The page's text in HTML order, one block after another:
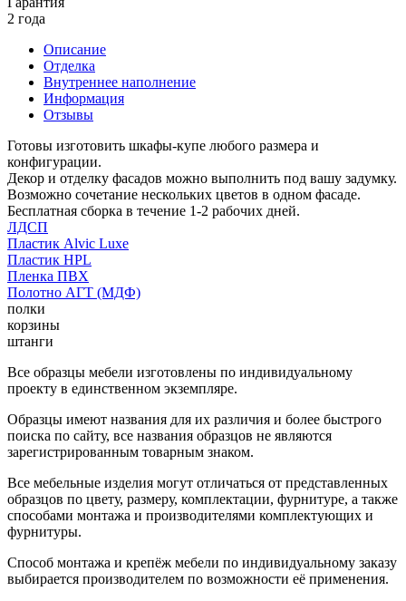
2 года
Описание
Отделка
Внутреннее наполнение
Информация
Отзывы
Готовы изготовить шкафы-купе любого размера и
конфигурации.
Декор и отделку фасадов можно выполнить под вашу задумку.
Возможно сочетание нескольких цветов в одном фасаде.
Бесплатная сборка в течение 1-2 рабочих дней.
ЛДСП
Пластик Alvic Luxe
Пластик HPL
Пленка ПВХ
Полотно АГТ (МДФ)
полки
корзины
штанги
Все образцы мебели изготовлены по индивидуальному
проекту в единственном экземпляре.
Образцы имеют названия для их различия и более быстрого
поиска по сайту, все названия образцов не являются
зарегистрированным товарным знаком.
Все мебельные изделия могут отличаться от представленных
образцов по цвету, размеру, комплектации, фурнитуре, а также
способами монтажа и производителями комплектующих и
фурнитуры.
Способ монтажа и крепёж мебели по индивидуальному заказу
выбирается производителем по возможности её применения.